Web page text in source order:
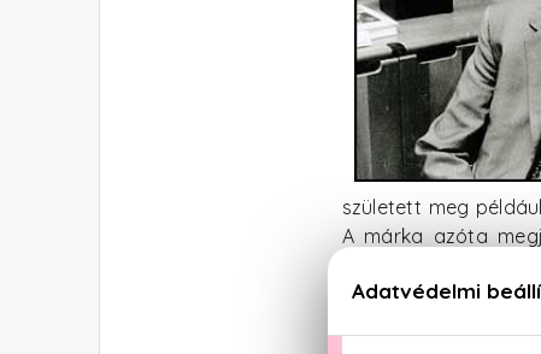
született meg
A márka azóta